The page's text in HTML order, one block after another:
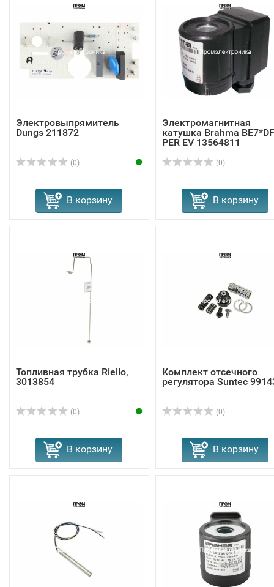
Электровыпрямитель
Dungs 211872
(0)
В корзину
Электромагнитная
катушка Brahma
PER EV 13564811
(0)
В корзину
Топливная трубка Riello,
3013854
(0)
В корзину
Комплект отсечного
регулятора Suntec
(0)
В корзину